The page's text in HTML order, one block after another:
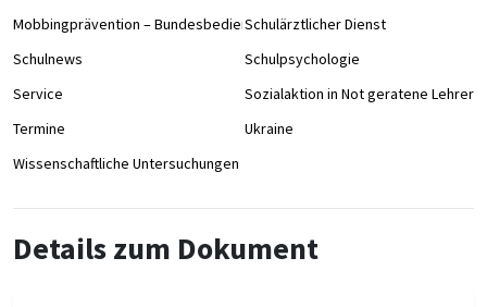
Mobbingprävention – Bundesbedienstete an Schulen
Schulärztlicher Dienst
Schulnews
Schulpsychologie
Service
Sozialaktion in Not geratene Lehrer/
Termine
Ukraine
Wissenschaftliche Untersuchungen
Details zum Dokument